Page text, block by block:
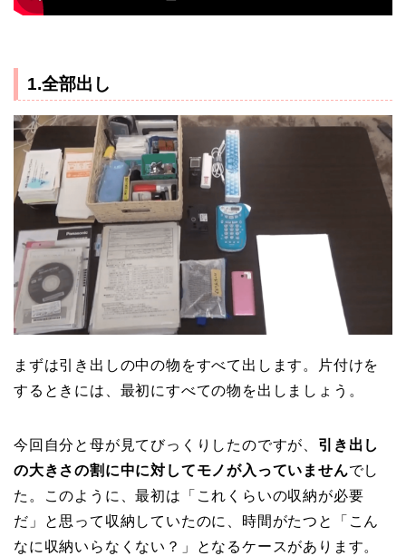
1.全部出し
まずは引き出しの中の物をすべて出します。片付けを
するときには、最初にすべての物を出しましょう。
今回自分と母が見てびっくりしたのですが、 引き出し
の大きさの割に中に対してモノが入っていませんでし
た。このように、最初は「これくらいの収納が必要
だ」と思って収納していたのに、時間がたつと「こん
なに収納いらなくない？」となるケースがあります。